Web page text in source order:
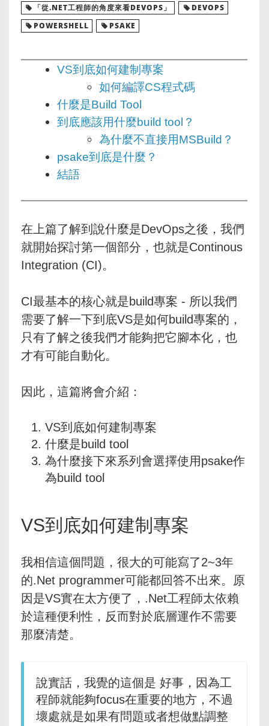
「從.NET工程師的角度來看DEVOPS」
DEVOPS
POWERSHELL
PSAKE
VS到底如何建制專案
如何編譯CS程式碼
什麼是Build Tool
到底應該用什麼build tool？
為什麼不直接用MSBuild？
psake到底是什麼？
結語
在上篇了解到說什麼是DevOps之後，我們
就開始探討第一個部分，也就是Continous
Integration (CI)。
CI最基本的核心就是build專案 - 所以我們
需要了解一下到底VS是如何build專案的，
只有了解之後我們才能夠把它腳本化，也
才有可能自動化。
因此，這篇將會介紹：
VS到底如何建制專案
什麼是build tool
為什麼接下來系列會選擇使用psake作
為build tool
VS到底如何建制專案
我相信這個問題，很大的可能寫了2~3年
的.Net programmer可能都回答不出來。原
因是VS實在太方便了，.Net工程師太依賴
於這種便利性，反而對於底層運作不需要
那麼清楚。
說實話，我覺的這個是 好事，因為工
程師就能夠focus在重要的地方，不過
壞處就是如果有問題或者想做點調整